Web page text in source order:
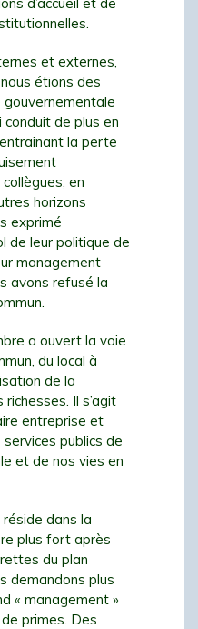
et externes,
étions des
gouvernementale
de plus en
la perte
en
horizons
exprimé
de leur politique de
management
avons refusé la
a ouvert la voie
du local à
de la
Il s’agit
entreprise et
publics de
et de nos vies en
réside dans la
plus fort après
du plan
demandons plus
« management »
primes. Des